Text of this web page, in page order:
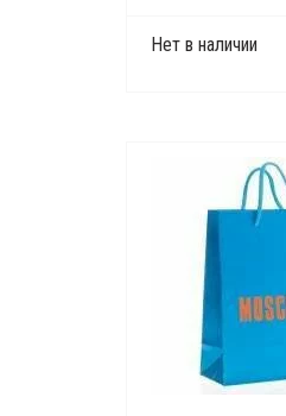
Нет в наличии